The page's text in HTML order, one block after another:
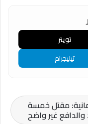
تويتر
تيليجرام
مقتل خمسة
غير واضح